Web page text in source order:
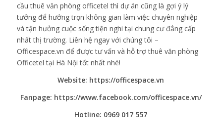
cầu thuê văn phòng officetel thì dự án cũng là gợi ý lý
tưởng để hưởng trọn không gian làm việc chuyên nghiệp
và tận hưởng cuộc sống tiện nghi tại chung cư đẳng cấp
nhất thị trường. Liên hệ ngay với chúng tôi –
Officespace.vn để được tư vấn và hỗ trợ thuê văn phòng
Officetel tại Hà Nội tốt nhất nhé!
Website: https://officespace.vn
Fanpage: https://www.facebook.com/officespace.vn/
Hotline: 0969 017 557